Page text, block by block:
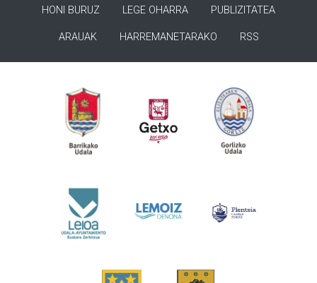
HONI BURUZ LEGE OHARRA PUBLIZITATEA
ARAUAK HARREMANETARAKO RSS